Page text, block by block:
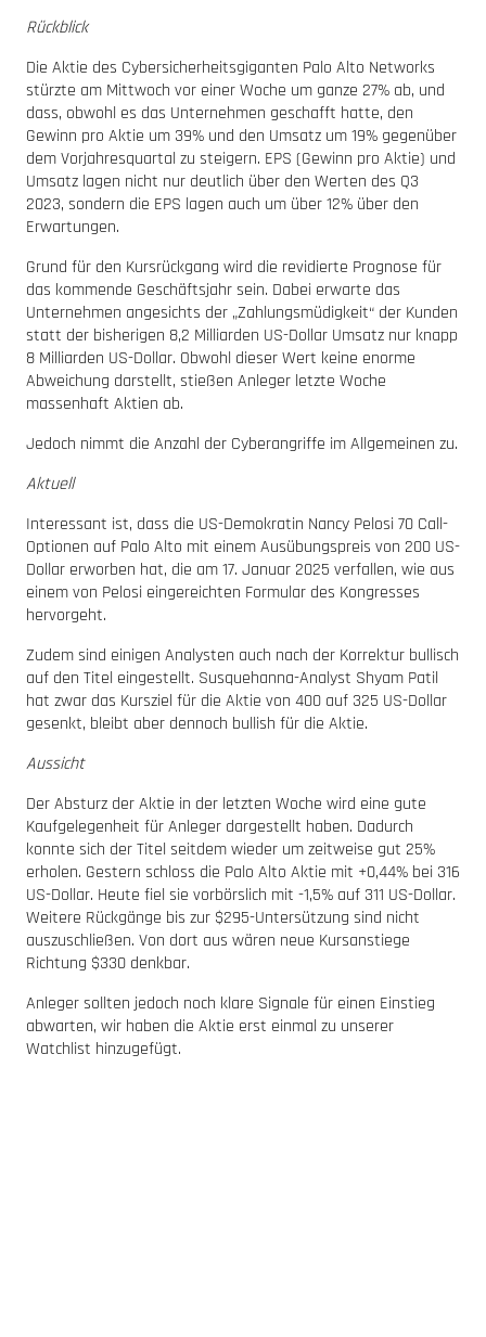
Rückblick
Die Aktie des Cybersicherheitsgiganten Palo Alto Networks
stürzte am Mittwoch vor einer Woche um ganze 27% ab, und
dass, obwohl es das Unternehmen geschafft hatte, den
Gewinn pro Aktie um 39% und den Umsatz um 19% gegenüber
dem Vorjahresquartal zu steigern. EPS (Gewinn pro Aktie) und
Umsatz lagen nicht nur deutlich über den Werten des Q3
2023, sondern die EPS lagen auch um über 12% über den
Erwartungen.
Grund für den Kursrückgang wird die revidierte Prognose für
das kommende Geschäftsjahr sein. Dabei erwarte das
Unternehmen angesichts der „Zahlungsmüdigkeit“ der Kunden
statt der bisherigen 8,2 Milliarden US-Dollar Umsatz nur knapp
8 Milliarden US-Dollar. Obwohl dieser Wert keine enorme
Abweichung darstellt, stießen Anleger letzte Woche
massenhaft Aktien ab.
Jedoch nimmt die Anzahl der Cyberangriffe im Allgemeinen zu.
Aktuell
Interessant ist, dass die US-Demokratin Nancy Pelosi 70 Call-
Optionen auf Palo Alto mit einem Ausübungspreis von 200 US-
Dollar erworben hat, die am 17. Januar 2025 verfallen, wie aus
einem von Pelosi eingereichten Formular des Kongresses
hervorgeht.
Zudem sind einigen Analysten auch nach der Korrektur bullisch
auf den Titel eingestellt. Susquehanna-Analyst Shyam Patil
hat zwar das Kursziel für die Aktie von 400 auf 325 US-Dollar
gesenkt, bleibt aber dennoch bullish für die Aktie.
Aussicht
Der Absturz der Aktie in der letzten Woche wird eine gute
Kaufgelegenheit für Anleger dargestellt haben. Dadurch
konnte sich der Titel seitdem wieder um zeitweise gut 25%
erholen. Gestern schloss die Palo Alto Aktie mit +0,44% bei 316
US-Dollar. Heute fiel sie vorbörslich mit -1,5% auf 311 US-Dollar.
Weitere Rückgänge bis zur $295-Untersützung sind nicht
auszuschließen. Von dort aus wären neue Kursanstiege
Richtung $330 denkbar.
Anleger sollten jedoch noch klare Signale für einen Einstieg
abwarten, wir haben die Aktie erst einmal zu unserer
Watchlist hinzugefügt.